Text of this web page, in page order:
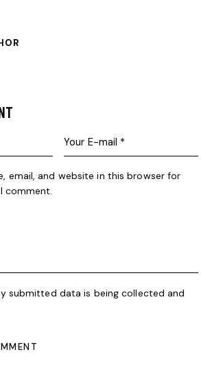
email, and website in this browser for
comment.
submitted data is being collected and